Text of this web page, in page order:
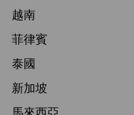
越南
菲律賓
泰國
新加坡